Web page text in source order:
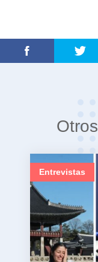
Otros
Entrevistas